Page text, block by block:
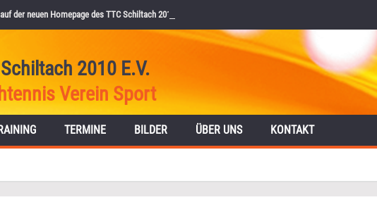
der neuen Homepage des TTC Schiltach 2010 e.V.
2010 E.V.
Verein Sport
TERMINE BILDER ÜBER UNS KONTAKT